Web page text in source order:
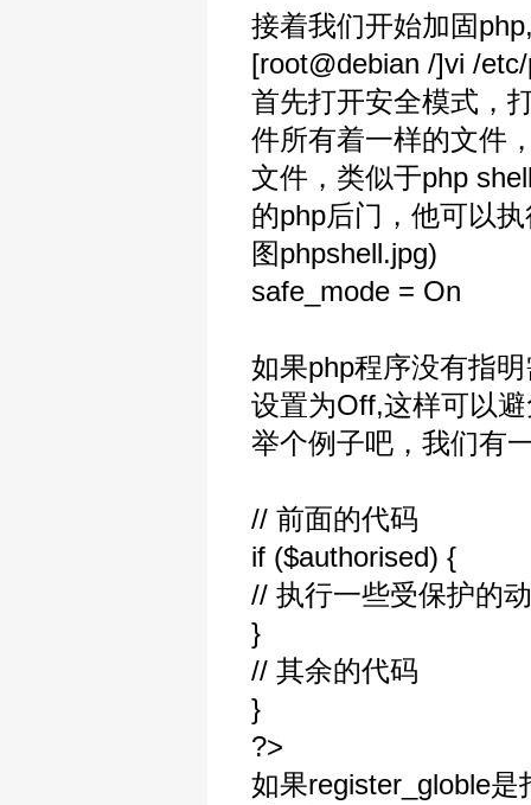
接着我们开始加固
[root@debian /]vi /
首先打开安全模式，
件所有着一样的文件
文件，类似于php
的php后门，他可以
图phpshell.jpg)
safe_mode = On
如果php程序没有指
设置为Off,这样可以
举个例子吧，我们有
// 前面的代码
if ($authorised) {
// 执行一些受保护的
}
// 其余的代码
}
?>
如果register_globle